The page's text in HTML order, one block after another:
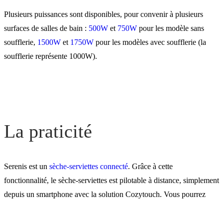
Plusieurs puissances sont disponibles, pour convenir à plusieurs
surfaces de salles de bain : 500W et 750W pour les modèle sans
soufflerie, 1500W et 1750W pour les modèles avec soufflerie (la
soufflerie représente 1000W).
La praticité
Serenis est un sèche-serviettes connecté. Grâce à cette
fonctionnalité, le sèche-serviettes est pilotable à distance, simplement
depuis un smartphone avec la solution Cozytouch. Vous pourrez